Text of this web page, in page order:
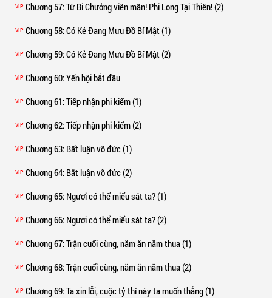
VIP Chương 57: Từ Bi Chưởng viên mãn! Phi Long Tại Thiên! (2)
VIP Chương 58: Có Kẻ Đang Mưu Đồ Bí Mật (1)
VIP Chương 59: Có Kẻ Đang Mưu Đồ Bí Mật (2)
VIP Chương 60: Yến hội bắt đầu
VIP Chương 61: Tiếp nhận phi kiếm (1)
VIP Chương 62: Tiếp nhận phi kiếm (2)
VIP Chương 63: Bất luận võ đức (1)
VIP Chương 64: Bất luận võ đức (2)
VIP Chương 65: Ngươi có thể miểu sát ta? (1)
VIP Chương 66: Ngươi có thể miểu sát ta? (2)
VIP Chương 67: Trận cuối cùng, năm ăn năm thua (1)
VIP Chương 68: Trận cuối cùng, năm ăn năm thua (2)
VIP Chương 69: Ta xin lỗi, cuộc tỷ thí này ta muốn thắng (1)